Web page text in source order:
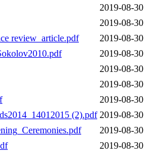
2019-08-
2019-08-
review_article.pdf
2019-08-
2019-08-
2019-08-
2019-08-
2019-08-
(2).pdf 2019-08-
2019-08-
2019-08-